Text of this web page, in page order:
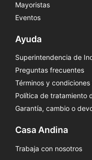
Mayoristas
Eventos
Ayuda
Superintendencia de
Preguntas frecuentes
Términos y
Política de tratamiento
Garantía, cambio o
Casa Andina
Trabaja con nosotros